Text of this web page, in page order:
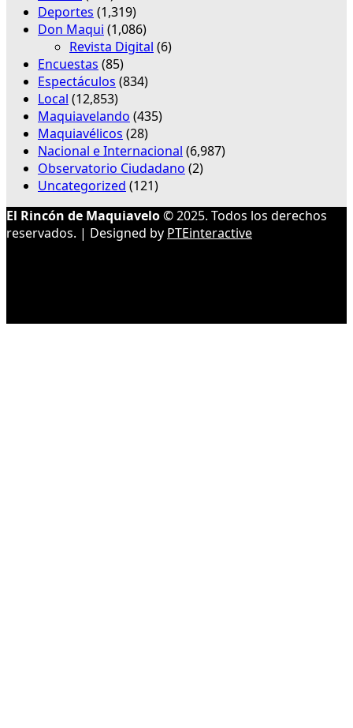
Deportes (1,319)
Don Maqui (1,086)
Revista Digital (6)
Encuestas (85)
Espectáculos (834)
Local (12,853)
Maquiavelando (435)
Maquiavélicos (28)
Nacional e Internacional (6,987)
Observatorio Ciudadano (2)
Uncategorized (121)
El Rincón de Maquiavelo© 2025. Todos los derechos
reservados. | Designed by PTEinteractive